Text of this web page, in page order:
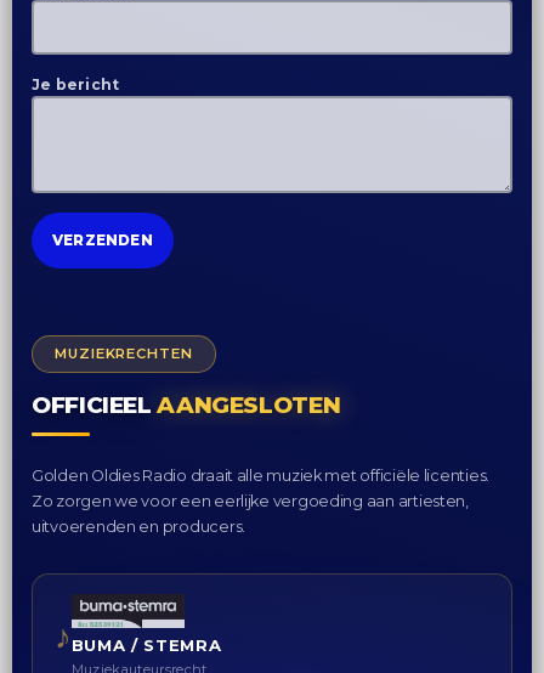
Je bericht
MUZIEKRECHTEN
OFFICIEELAANGESLOTEN
Golden Oldies Radio draait alle muziek met officiële licenties.
Zo zorgen we voor een eerlijke vergoeding aan artiesten,
uitvoerenden en producers.
♪ BUMA / STEMRA
Muziekauteursrecht